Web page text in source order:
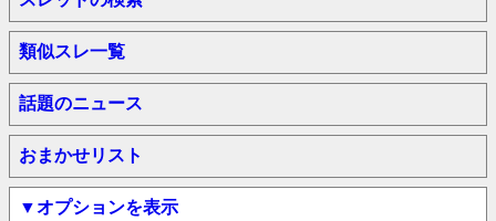
類似スレ一覧
話題のニュース
おまかせリスト
▼オプションを表示